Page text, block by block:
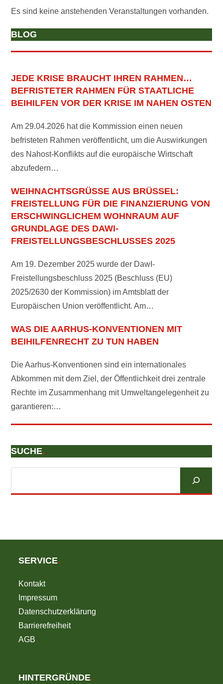
Es sind keine anstehenden Veranstaltungen vorhanden.
BLOG
JEDE KRISE BRAUCHT IHREN RAHMEN…
BEFRISTETER RAHMEN FÜR STAATLICHE
BEIHILFEN VOR DER KRISE IM NAHEN OSTEN
Am 29.04.2026 hat die Kommission einen neuen
befristeten Rahmen veröffentlicht, um die Auswirkungen
des Nahost-Konflikts auf die europäische Wirtschaft
abzufedern…
WEIHNACHTSGRÜSSE AUS BRÜSSEL: F
REISTELLUNG FÜR DIE FINANZIERUNG VON E
RSCHWINGLICHEM WOHNRAUM AUF G
RUNDLAGE DES DAWI-F
REISTELLUNGSBESCHLUSSES 2025
Am 19. Dezember 2025 wurde der DawI-
Freistellungsbeschluss 2025 (Beschluss (EU)
2025/2630 der Kommission) im Amtsblatt der
Europäischen Union veröffentlicht. Am…
WAS DIE AARHUS-KONVENTIONEN MIT
BEIHILFENRECHT ZU TUN HABEN
Die Aarhus-Konventionen sind ein internationales
Abkommen mit dem Ziel, der Öffentlichkeit drei zentrale
Rechte im Zusammenhang mit Umweltangelegenheit zu
garantieren:…
SUCHE.
SERVICE.
Kontakt
Impressum
Datenschutzerklärung
Barrierefreiheit
AGB
HINTERGRÜNDE.